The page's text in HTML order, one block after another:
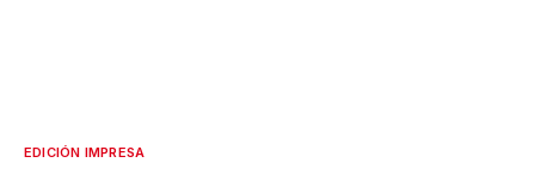
EDICIÓN IMPRESA